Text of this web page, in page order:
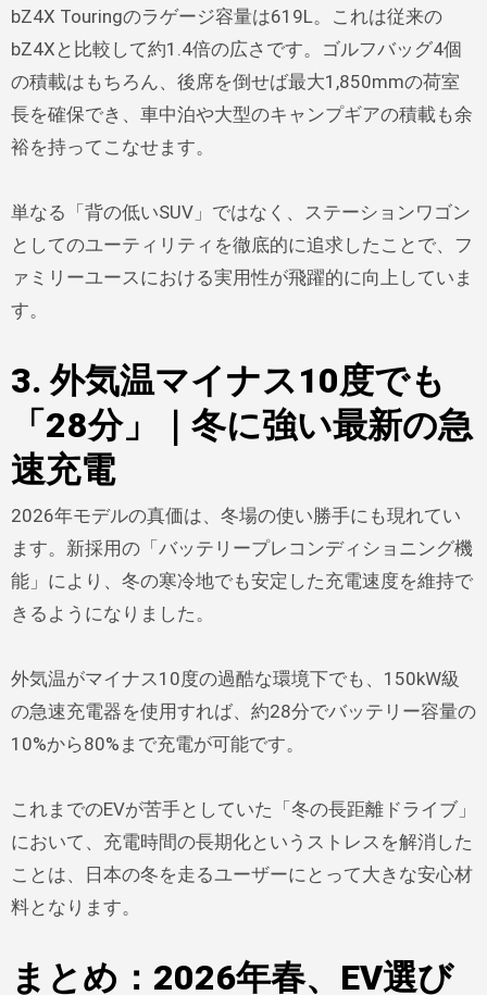
bZ4X Touringのラゲージ容量は619L。これは従来の
bZ4Xと比較して約1.4倍の広さです。ゴルフバッグ4個
の積載はもちろん、後席を倒せば最大1,850mmの荷室
長を確保でき、車中泊や大型のキャンプギアの積載も余
裕を持ってこなせます。
単なる「背の低いSUV」ではなく、ステーションワゴン
としてのユーティリティを徹底的に追求したことで、フ
ァミリーユースにおける実用性が飛躍的に向上していま
す。
3. 外気温マイナス10度でも
「28分」｜冬に強い最新の急
速充電
2026年モデルの真価は、冬場の使い勝手にも現れてい
ます。新採用の「バッテリープレコンディショニング機
能」により、冬の寒冷地でも安定した充電速度を維持で
きるようになりました。
外気温がマイナス10度の過酷な環境下でも、150kW級
の急速充電器を使用すれば、約28分でバッテリー容量の
10%から80%まで充電が可能です。
これまでのEVが苦手としていた「冬の長距離ドライブ」
において、充電時間の長期化というストレスを解消した
ことは、日本の冬を走るユーザーにとって大きな安心材
料となります。
まとめ：2026年春、EV選び